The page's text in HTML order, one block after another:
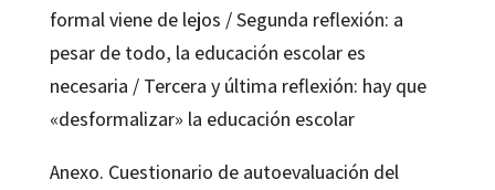
formal viene de lejos / Segunda reflexión: a
pesar de todo, la educación escolar es
necesaria / Tercera y última reflexión: hay que
«desformalizar» la educación escolar
Anexo. Cuestionario de autoevaluación del